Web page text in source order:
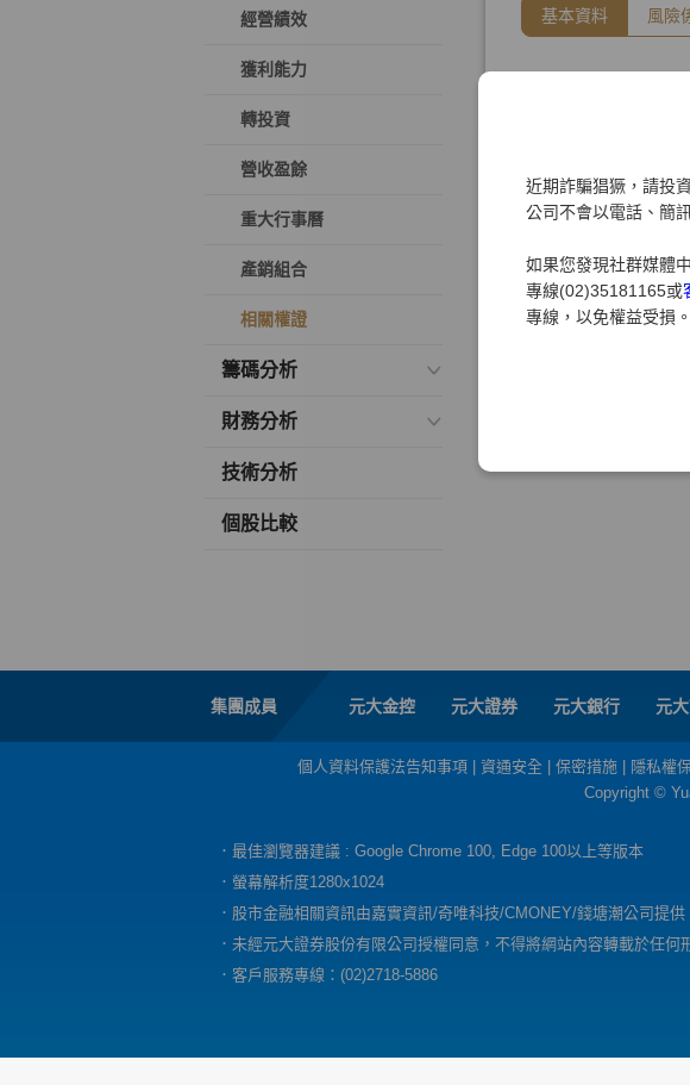
近期詐騙猖獗，請投
公司不會以電話、簡
如果您發現社群媒體
專線(02)35181165或
專線，以免權益受損。
經營績效
獲利能力
轉投資
營收盈餘
重大行事曆
產銷組合
相關權證
籌碼分析
財務分析
技術分析
個股比較
集團成員 元大金控 元大證券 元大銀行 元
個人資料保護法告知事項 資通安全 保密措施 隱私權
Copyright ©
．最佳瀏覽器建議 : Google Chrome 100, Edge 100以上等版本
．螢幕解析度1280x1024
．股市金融相關資訊由嘉實資訊/奇唯科技/CMONEY/錢塘潮公司提供
．未經元大證券股份有限公司授權同意，不得將網站內容轉載於任何
．客戶服務專線：(02)2718-5886